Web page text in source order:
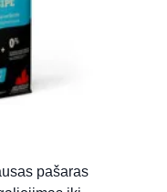
pašaras